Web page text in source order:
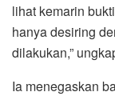
lihat kemarin
hanya desiring
dilakukan,”
Ia menegaskan